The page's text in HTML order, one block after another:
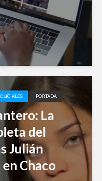
PORTADA
La
del
Julián
Chaco